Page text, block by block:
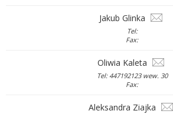
Jakub Glinka
Tel:
Fax:
Oliwia Kaleta
Tel: 447192123 wew. 30
Fax:
Aleksandra Ziajka